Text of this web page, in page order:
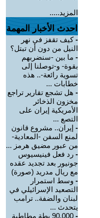
المزيد.....
احدث الأخبار المهمة
-كيف تقفز في نهر
النيل من دون أن تبتل؟
- ما بين -سنضربهم
بقوة- و-توصلنا إلى
تسوية رائعة-.. هذه
خطابات ...
- هل تشجع تقارير تراجع
مخزون الذخائر
الأمريكية إيران على
التصع ...
- إيران.. مشروع قانون
لمنع السفن -المعادية-
من عبور مضيق هرمز ...
- رد فعل فينيسيوس
جونيور بعد تجديد عقده
مع ريال مدريد (صورة)
- وسط استمرار
التصعيد الإسرائيلي في
لبنان والضفة.. ترامب
يتحدث ...
-
90.000 بطة مطاطية